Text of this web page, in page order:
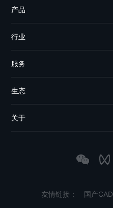
产品
行业
服务
生态
关于
友情链接： 国产CAD